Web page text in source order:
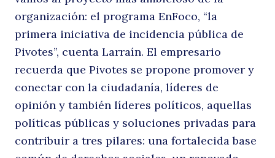
organización: el programa EnFoco, “la
primera iniciativa de incidencia pública de
Pivotes”, cuenta Larraín. El empresario
recuerda que Pivotes se propone promover y
conectar con la ciudadanía, líderes de
opinión y también líderes políticos, aquellas
políticas públicas y soluciones privadas para
contribuir a tres pilares: una fortalecida base